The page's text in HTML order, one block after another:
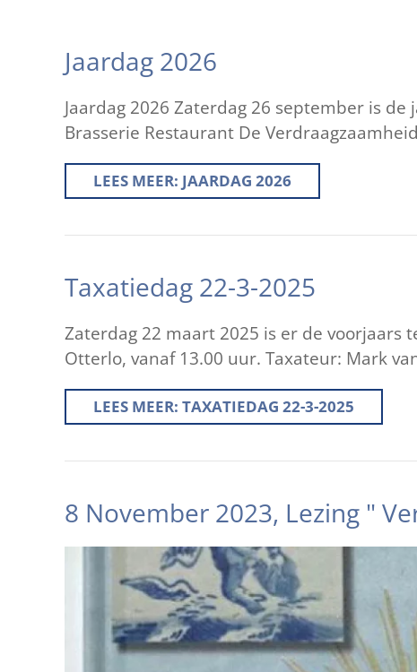
Jaardag 2026
Jaardag 2026 Zaterdag 26 september is
Brasserie Restaurant De
LEES MEER: JAARDAG 2026
Taxatiedag 22-3-2025
Zaterdag 22 maart 2025 is er de voorjaars
Otterlo, vanaf 13.00 uur. Taxateur: Mark
LEES MEER: TAXATIEDAG 22-3-2025
8 November 2023, Lezing "